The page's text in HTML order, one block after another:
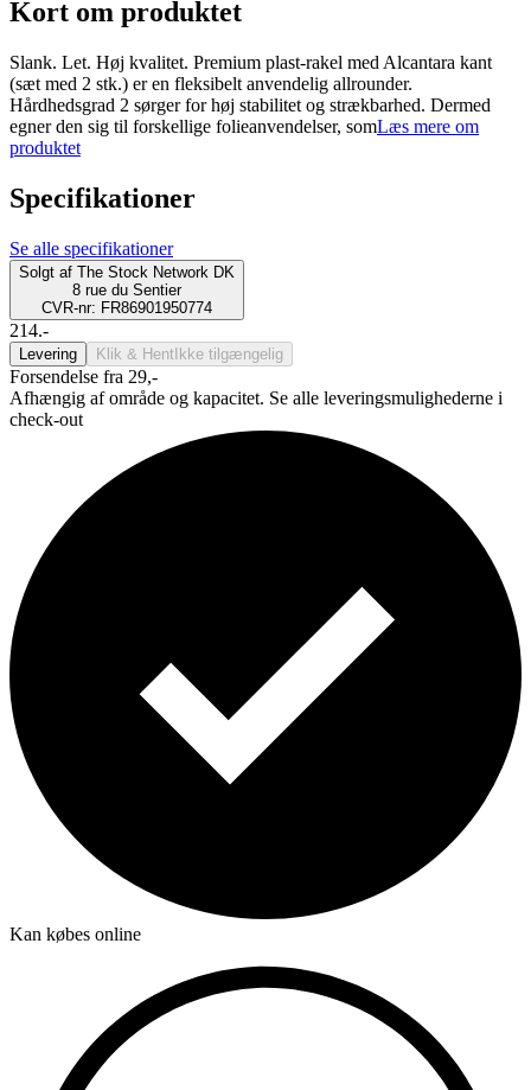
Kort om produktet
Slank. Let. Høj kvalitet. Premium plast-rakel med Alcantara kant
(sæt med 2 stk.) er en fleksibelt anvendelig allrounder.
Hårdhedsgrad 2 sørger for høj stabilitet og strækbarhed. Dermed
egner den sig til forskellige folieanvendelser, somLæs mere om
produktet
Specifikationer
Se alle specifikationer
Solgt af The Stock Network DK
8 rue du Sentier
CVR-nr: FR86901950774
214.-
Levering Klik & Hent Ikke tilgængelig
Forsendelse fra 29,-
Afhængig af område og kapacitet. Se alle leveringsmulighederne i
check-out
Kan købes online